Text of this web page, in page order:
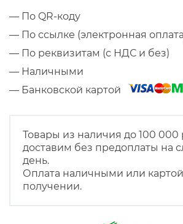
— По QR-коду
— По ссылке (электронная
— По реквизитам (с НДС и без)
— Наличными
— Банковской картой
Товары из наличия до 100 000
доставим без предоплаты на
день.
Оплата наличными или
получении.